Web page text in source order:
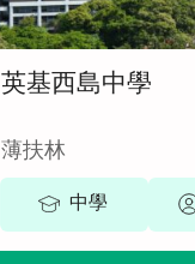
英基西島中學
薄扶林
中學